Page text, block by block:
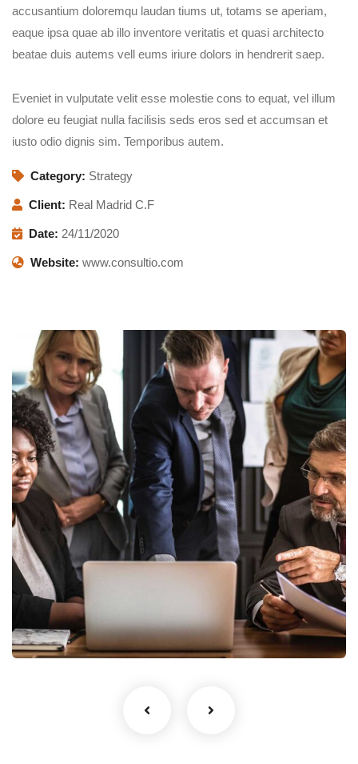
accusantium doloremqu laudan tiums ut, totams se aperiam,
eaque ipsa quae ab illo inventore veritatis et quasi architecto
beatae duis autems vell eums iriure dolors in hendrerit saep.
Eveniet in vulputate velit esse molestie cons to equat, vel illum
dolore eu feugiat nulla facilisis seds eros sed et accumsan et
iusto odio dignis sim. Temporibus autem.
Category: Strategy
Client: Real Madrid C.F
Date: 24/11/2020
Website: www.consultio.com
Finance Strategy
Facilitation